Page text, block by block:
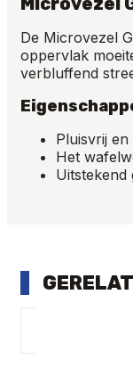
De Microvezel
oppervlak
verbluffend
Pluisvrij
Het